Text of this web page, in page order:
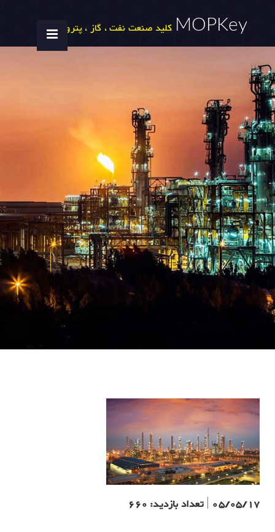
MOPKey کلید صنعت نفت ، گاز ، پتروشیمی
05/05/17
|تعداد بازدید: 660